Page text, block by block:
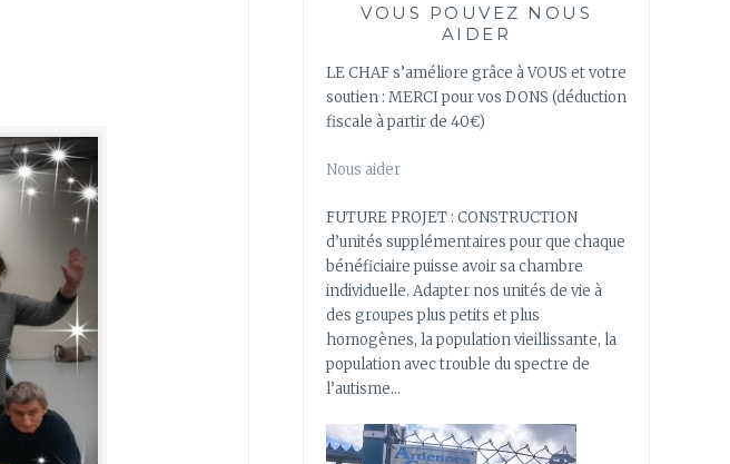
VOUS POUVEZ NOUS
AIDER
LE CHAF s’améliore grâce à VOUS et votre
soutien : MERCI pour vos DONS (déduction
fiscale à partir de 40€)
Nous aider
FUTURE PROJET : CONSTRUCTION
d’unités supplémentaires pour que chaque
bénéficiaire puisse avoir sa chambre
individuelle. Adapter nos unités de vie à
des groupes plus petits et plus
homogènes, la population vieillissante, la
population avec trouble du spectre de
l’autisme…